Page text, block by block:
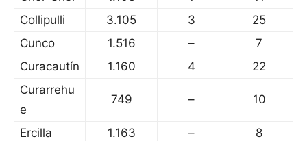
Collipulli
3.105 3
25
Cunco
1.516 –
7
Curacautín
1.160 4
22
Curarrehu
e
749 – 10
Ercilla 1.163 –
8